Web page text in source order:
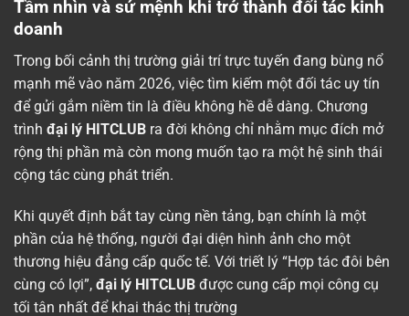
Tầm nhìn và sứ mệnh khi trở thành đối tác kinh
doanh
Trong bối cảnh thị trường giải trí trực tuyến đang bùng nổ
mạnh mẽ vào năm 2026, việc tìm kiếm một đối tác uy tín
để gửi gắm niềm tin là điều không hề dễ dàng. Chương
trình đại lý HITCLUB ra đời không chỉ nhằm mục đích mở
rộng thị phần mà còn mong muốn tạo ra một hệ sinh thái
cộng tác cùng phát triển.
Khi quyết định bắt tay cùng nền tảng, bạn chính là một
phần của hệ thống, người đại diện hình ảnh cho một
thương hiệu đẳng cấp quốc tế. Với triết lý “Hợp tác đôi bên
cùng có lợi”, đại lý HITCLUB được cung cấp mọi công cụ
tối tân nhất để khai thác thị trường